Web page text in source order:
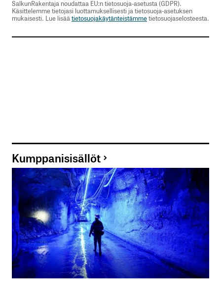
SalkunRakentaja noudattaa EU:n tietosuoja-asetusta (GDPR).
Käsittelemme tietojasi luottamuksellisesti ja tietosuoja-asetuksen
mukaisesti. Lue lisää tietosuojakäytänteistämmetietosuojaselosteesta.
Kumppanisisällöt